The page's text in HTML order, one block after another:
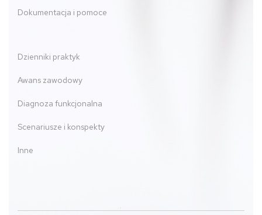
Dokumentacja i pomoce
Dzienniki praktyk
Awans zawodowy
Diagnoza funkcjonalna
Scenariusze i konspekty
Inne